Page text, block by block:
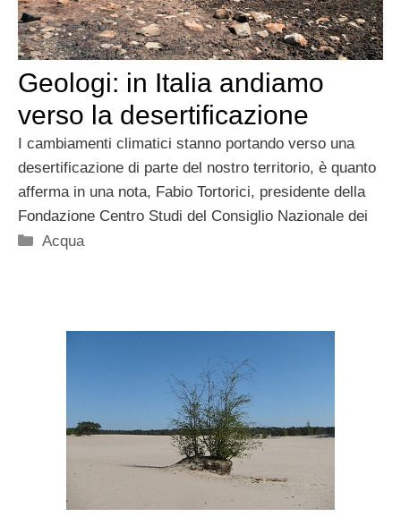
Geologi: in Italia andiamo
verso la desertificazione
I cambiamenti climatici stanno portando verso una
desertificazione di parte del nostro territorio, è quanto
afferma in una nota, Fabio Tortorici, presidente della
Fondazione Centro Studi del Consiglio Nazionale dei
Categorie
Acqua